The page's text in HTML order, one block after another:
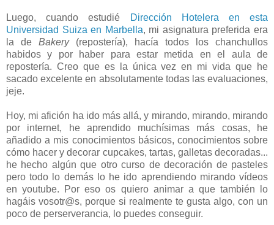
Luego, cuando estudié
Dirección Hotelera en esta
Universidad Suiza en Marbella, mi asignatura preferida era
la de Bakery(repostería), hacía todos los chanchullos
habidos y por haber para estar metida en el aula de
repostería. Creo que es la única vez en mi vida que he
sacado excelente en absolutamente todas las evaluaciones,
jeje.
Hoy, mi afición ha ido más allá, y mirando, mirando, mirando
por internet, he aprendido muchísimas más cosas, he
añadido a mis conocimientos básicos, conocimientos sobre
cómo hacer y decorar cupcakes, tartas, galletas decoradas...
he hecho algún que otro curso de decoración de pasteles
pero todo lo demás lo he ido aprendiendo mirando vídeos
en youtube. Por eso os quiero animar a que también lo
hagáis vosotr@s, porque si realmente te gusta algo, con un
poco de perserverancia, lo puedes conseguir.